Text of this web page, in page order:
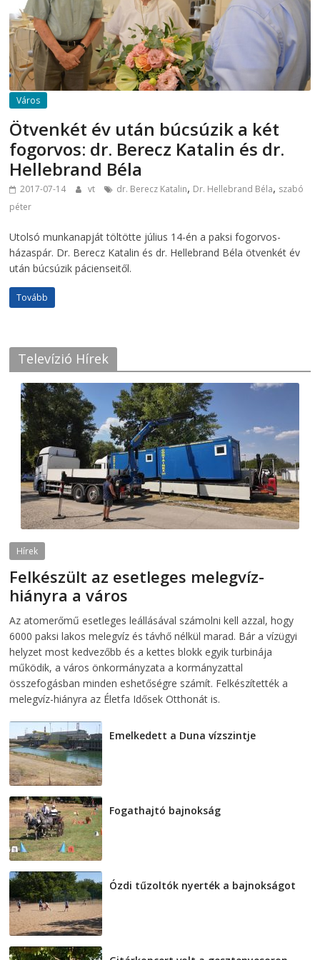
Város
Ötvenkét év után búcsúzik a két
fogorvos: dr. Berecz Katalin és dr.
Hellebrand Béla
2017-07-14 vt dr. Berecz Katalin, Dr. Hellebrand Béla, szabó
péter
Utolsó munkanapját töltötte július 14-én a paksi fogorvos-
házaspár. Dr. Berecz Katalin és dr. Hellebrand Béla ötvenkét év
után búcsúzik pácienseitől.
Tovább
Televízió Hírek
Hírek
Felkészült az esetleges melegvíz-
hiányra a város
Az atomerőmű esetleges leállásával számolni kell azzal, hogy
6000 paksi lakos melegvíz és távhő nélkül marad. Bár a vízügyi
helyzet most kedvezőbb és a kettes blokk egyik turbinája
működik, a város önkormányzata a kormányzattal
összefogásban minden eshetőségre számít. Felkészítették a
melegvíz-hiányra az Életfa Idősek Otthonát is.
Emelkedett a Duna vízszintje
Fogathajtó bajnokság
Ózdi tűzoltók nyerték a bajnokságot